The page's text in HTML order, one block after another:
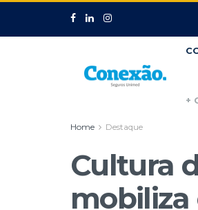
+
Home Destaque
Cultura
mobiliza